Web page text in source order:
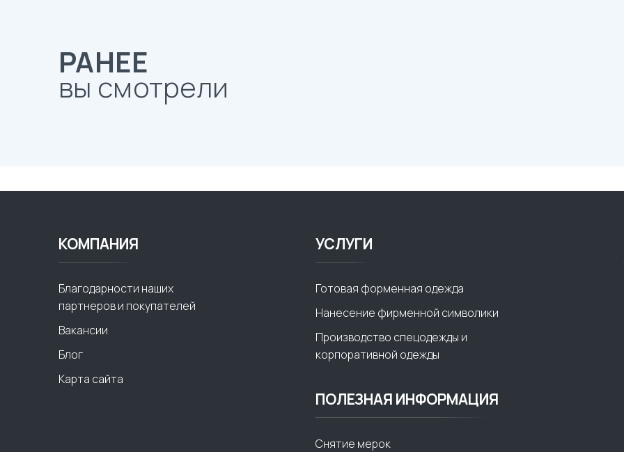
РАНЕЕ
вы смотрели
КОМПАНИЯ
Благодарности наших
партнеров и покупателей
Вакансии
Блог
Карта сайта
УСЛУГИ
Готовая форменная одежда
Нанесение фирменной символики
Производство спецодежды и
корпоративной одежды
ПОЛЕЗНАЯ ИНФОРМАЦИЯ
Снятие мерок